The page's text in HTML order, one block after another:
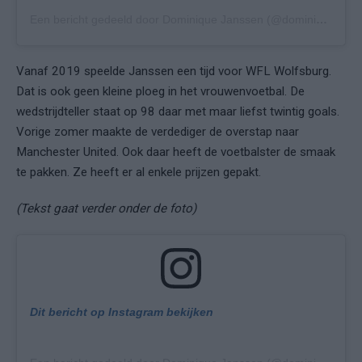
Vanaf 2019 speelde Janssen een tijd voor WFL Wolfsburg.
Dat is ook geen kleine ploeg in het vrouwenvoetbal. De
wedstrijdteller staat op 98 daar met maar liefst twintig goals.
Vorige zomer maakte de verdediger de overstap naar
Manchester United. Ook daar heeft de voetbalster de smaak
te pakken. Ze heeft er al enkele prijzen gepakt.
(Tekst gaat verder onder de foto)
Dit bericht op Instagram bekijken